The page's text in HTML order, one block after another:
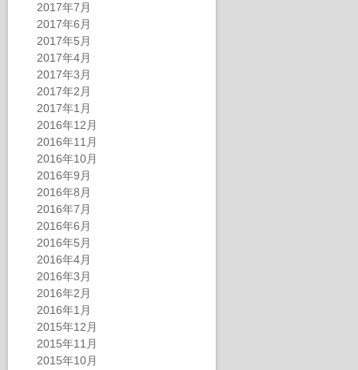
2017年7月
2017年6月
2017年5月
2017年4月
2017年3月
2017年2月
2017年1月
2016年12月
2016年11月
2016年10月
2016年9月
2016年8月
2016年7月
2016年6月
2016年5月
2016年4月
2016年3月
2016年2月
2016年1月
2015年12月
2015年11月
2015年10月